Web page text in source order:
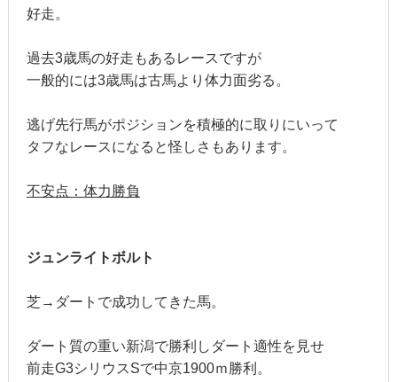
好走。
過去3歳馬の好走もあるレースですが
一般的には3歳馬は古馬より体力面劣る。
逃げ先行馬がポジションを積極的に取りにいって
タフなレースになると怪しさもあります。
不安点：体力勝負
ジュンライトボルト
芝→ダートで成功してきた馬。
ダート質の重い新潟で勝利しダート適性を見せ
前走G3シリウスSで中京1900ｍ勝利。